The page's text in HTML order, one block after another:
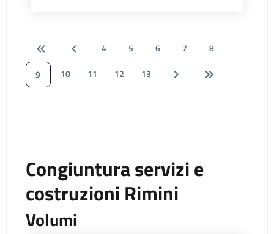
4 5 6 7
8
9
10 11 12 13
Congiuntura servizi e
costruzioni Rimini
Volumi